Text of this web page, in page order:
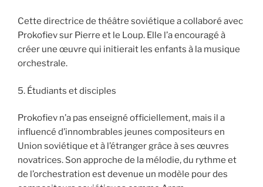
Cette directrice de théâtre soviétique a collaboré avec
Prokofiev sur Pierre et le Loup. Elle l’a encouragé à
créer une œuvre qui initierait les enfants à la musique
orchestrale.
5. Étudiants et disciples
Prokofiev n’a pas enseigné officiellement, mais il a
influencé d’innombrables jeunes compositeurs en
Union soviétique et à l’étranger grâce à ses œuvres
novatrices. Son approche de la mélodie, du rythme et
de l’orchestration est devenue un modèle pour des